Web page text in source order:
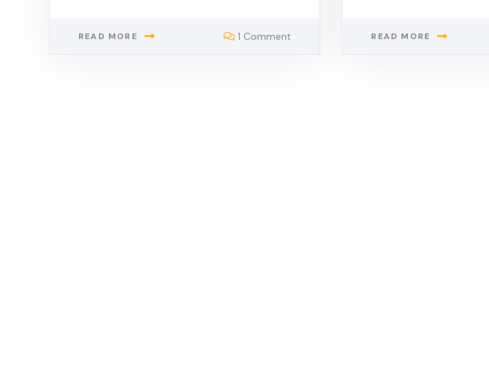
READ MORE 1 Comment READ MORE